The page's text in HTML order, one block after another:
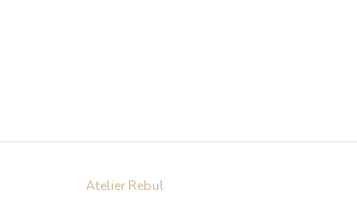
Atelier Rebul